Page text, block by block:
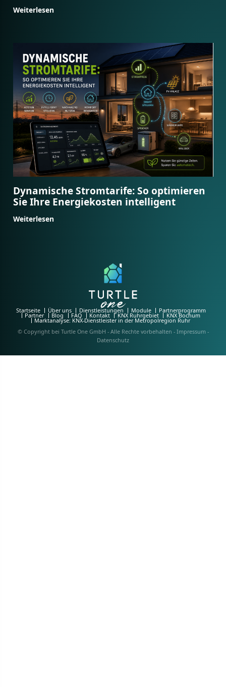
Weiterlesen
Dynamische Stromtarife: So optimieren
Sie Ihre Energiekosten intelligent
Weiterlesen
Startseite Über uns Dienstleistungen Module Partnerprogramm
Partner Blog FAQ Kontakt KNX Ruhrgebiet KNX Bochum
Marktanalyse: KNX-Dienstleister in der Metropolregion Ruhr
© Copyright bei Turtle One GmbH - Alle Rechte vorbehalten - Impressum-
Datenschutz